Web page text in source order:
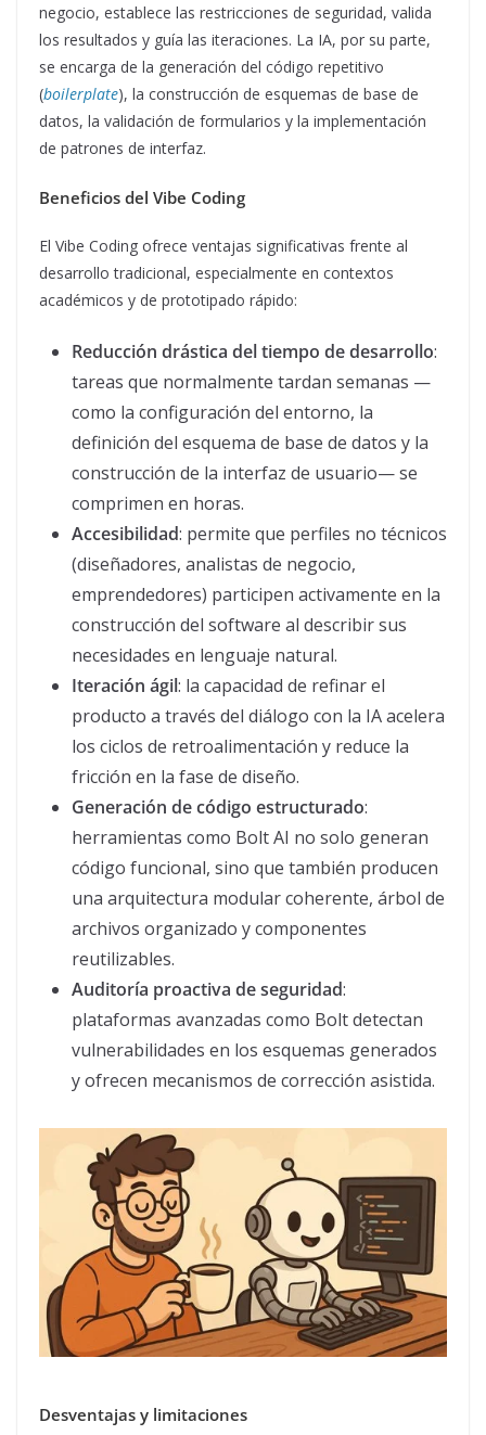
negocio, establece las restricciones de seguridad, valida
los resultados y guía las iteraciones. La IA, por su parte,
se encarga de la generación del código repetitivo
(boilerplate), la construcción de esquemas de base de
datos, la validación de formularios y la implementación
de patrones de interfaz.
Beneficios del Vibe Coding
El Vibe Coding ofrece ventajas significativas frente al
desarrollo tradicional, especialmente en contextos
académicos y de prototipado rápido:
Reducción drástica del tiempo de desarrollo:
tareas que normalmente tardan semanas —
como la configuración del entorno, la
definición del esquema de base de datos y la
construcción de la interfaz de usuario— se
comprimen en horas.
Accesibilidad: permite que perfiles no técnicos
(diseñadores, analistas de negocio,
emprendedores) participen activamente en la
construcción del software al describir sus
necesidades en lenguaje natural.
Iteración ágil: la capacidad de refinar el
producto a través del diálogo con la IA acelera
los ciclos de retroalimentación y reduce la
fricción en la fase de diseño.
Generación de código estructurado:
herramientas como Bolt AI no solo generan
código funcional, sino que también producen
una arquitectura modular coherente, árbol de
archivos organizado y componentes
reutilizables.
Auditoría proactiva de seguridad:
plataformas avanzadas como Bolt detectan
vulnerabilidades en los esquemas generados
y ofrecen mecanismos de corrección asistida.
Desventajas y limitaciones